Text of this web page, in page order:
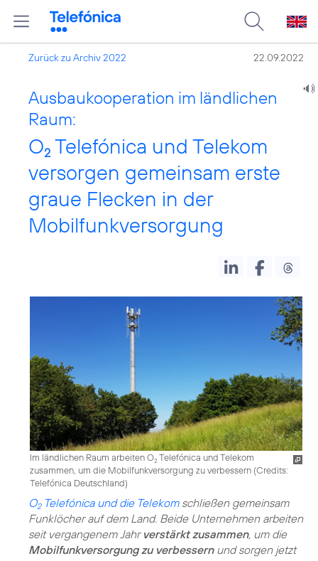
Zurück zu Archiv 2022 22.09.2022
Ausbaukooperation im ländlichen
Raum:
O2 Telefónica und Telekom
versorgen gemeinsam erste
graue Flecken in der
Mobilfunkversorgung
Im ländlichen Raum arbeiten O2Telefónica und Telekom
zusammen, um die Mobilfunkversorgung zu verbessern (Credits:
Telefónica Deutschland)
O2Telefónica und die Telekomschließen gemeinsam
Funklöcher auf dem Land. Beide Unternehmen arbeiten
seit vergangenem Jahr verstärkt zusammen, um die
Mobilfunkversorgung zu verbessernund sorgen jetzt